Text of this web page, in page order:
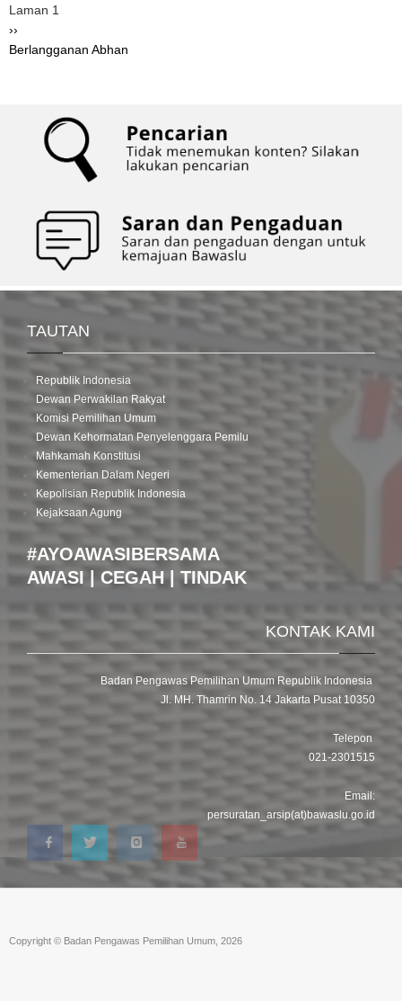
Pagination
Laman 1
Halaman
berikutnya
››
Berlangganan Abhan
TAUTAN
Republik Indonesia
Dewan Perwakilan Rakyat
Komisi Pemilihan Umum
Dewan Kehormatan Penyelenggara Pemilu
Mahkamah Konstitusi
Kementerian Dalam Negeri
Kepolisian Republik Indonesia
Kejaksaan Agung
#AYOAWASIBERSAMA
AWASI | CEGAH | TINDAK
KONTAK KAMI
Badan Pengawas Pemilihan Umum Republik Indonesia
Jl. MH. Thamrin No. 14 Jakarta Pusat 10350
Telepon
021-2301515
Email:
persuratan_arsip(at)bawaslu.go.id
Copyright © Badan Pengawas Pemilihan Umum, 2026